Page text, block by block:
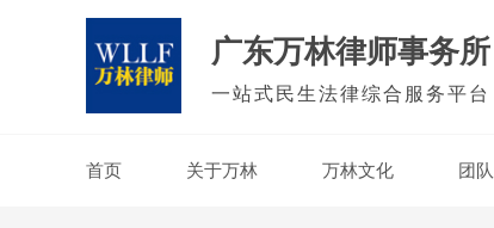
广东万林律师事务所
一站式民生法律综合服务平台
首页 关于万林 万林文化 团